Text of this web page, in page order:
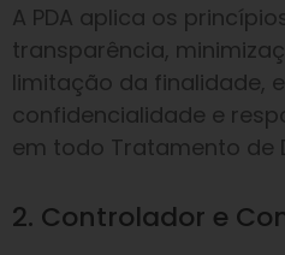
A PDA aplica os
transparência,
limitação da finalidade,
confidencialidade e
em todo Tratamento de
2. Controlador e